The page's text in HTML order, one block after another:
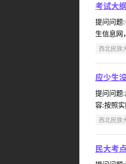
考试大
提问问题
生信息网
西北民族
应少生
提问问题
容:按照
西北民族
民大考